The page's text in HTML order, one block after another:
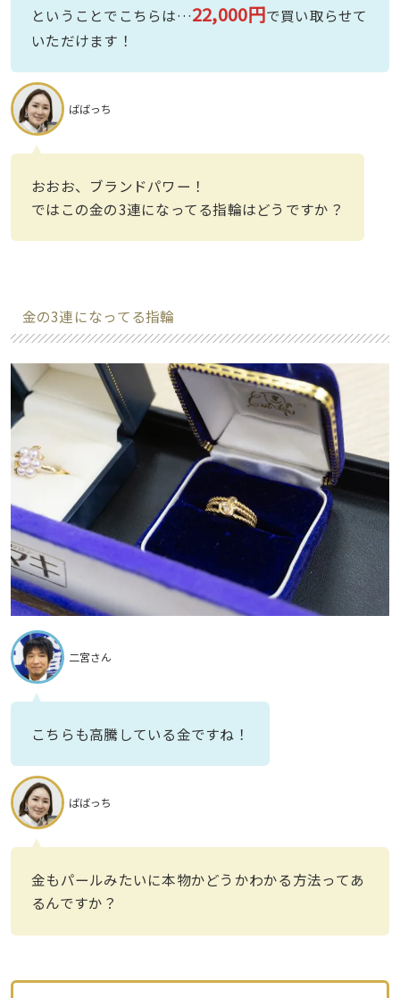
ということでこちらは…22,000円で買い取らせて
いただけます！
ばばっち
おおお、ブランドパワー！
ではこの金の3連になってる指輪はどうですか？
金の3連になってる指輪
二宮さん
こちらも高騰している金ですね！
ばばっち
金もパールみたいに本物かどうかわかる方法ってあ
るんですか？